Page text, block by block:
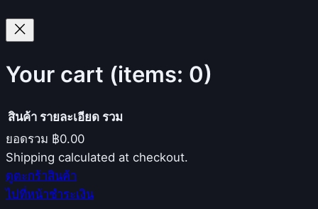
Your cart (items: 0)
Products
in
สินค้า รายละเอียด รวม
ยอดรวม ฿0.00
Shipping calculated at checkout.
ดูตะกร้าสินค้า
ไปที่หน้าชำระเงิน